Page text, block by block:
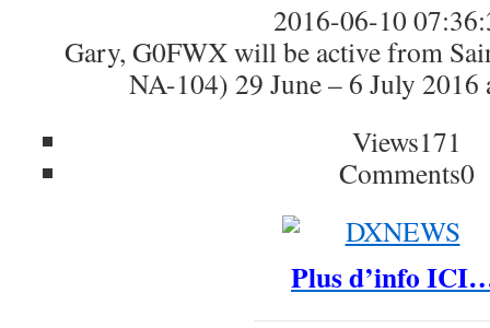
2016-06-10
Gary, G0FWX will be active from
NA-104) 29 June – 6 July
Views171
Comments0
Plus d’info